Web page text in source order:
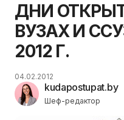
ДНИ
ВУЗАХ И
2012 Г.
kudapostupat.by
Шеф-редактор
04.02.2012